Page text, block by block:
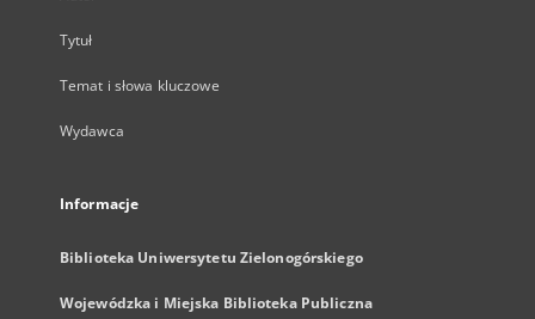
Tytuł
Temat i słowa kluczowe
Wydawca
Informacje
Biblioteka Uniwersytetu Zielonogórskiego
Wojewódzka i Miejska Biblioteka Publiczna